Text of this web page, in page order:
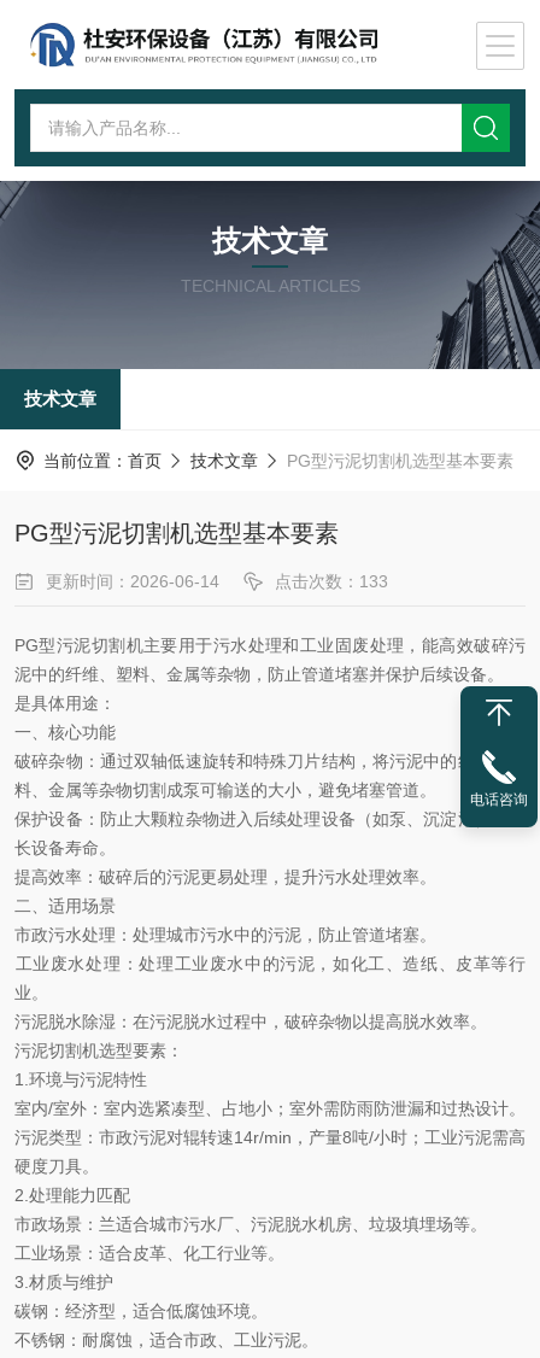
技术文章
TECHNICAL ARTICLES
技术文章
当前位置： 首页 技术文章 PG型污泥切割机选型基本要素
PG型污泥切割机选型基本要素
更新时间：2026-06-14 点击次数：133
PG型污泥切割机主要用于污水处理和工业固废处理，能高效破碎污
泥中的纤维、塑料、金属等杂物，防止管道堵塞并保护后续设备。
是具体用途：
一、核心功能
‌破碎杂物‌：通过双轴低速旋转和特殊刀片结构，将污泥中的纤维、塑
料、金属等杂物切割成泵可输送的大小，避免堵塞管道。
‌保护设备‌：防止大颗粒杂物进入后续处理设备（如泵、沉淀池），延
长设备寿命。
‌提高效率‌：破碎后的污泥更易处理，提升污水处理效率。
二、适用场景
‌市政污水处理‌：处理城市污水中的污泥，防止管道堵塞。
‌工业废水处理‌：处理工业废水中的污泥，如化工、造纸、皮革等行
业。
‌污泥脱水除湿‌：在污泥脱水过程中，破碎杂物以提高脱水效率。
污泥切割机选型要素：
1.环境与污泥特性‌
室内/室外‌：室内选紧凑型
占地小；室外需防雨防泄漏和过热设计。
污泥类型‌：市政污泥对辊转速14r/min，产量8吨/小时；工业污泥需高
硬度刀具。
2.处理能力匹配‌
市政场景‌：兰适合城市污水厂 、污泥脱水机房、垃圾填埋场等。
工业场景‌：适合皮革、化工行业等。
3 材质与维护‌
碳钢‌：经济型，适合低腐蚀环境。
不锈钢‌：耐腐蚀，适合市政、工业污泥。
电话咨询